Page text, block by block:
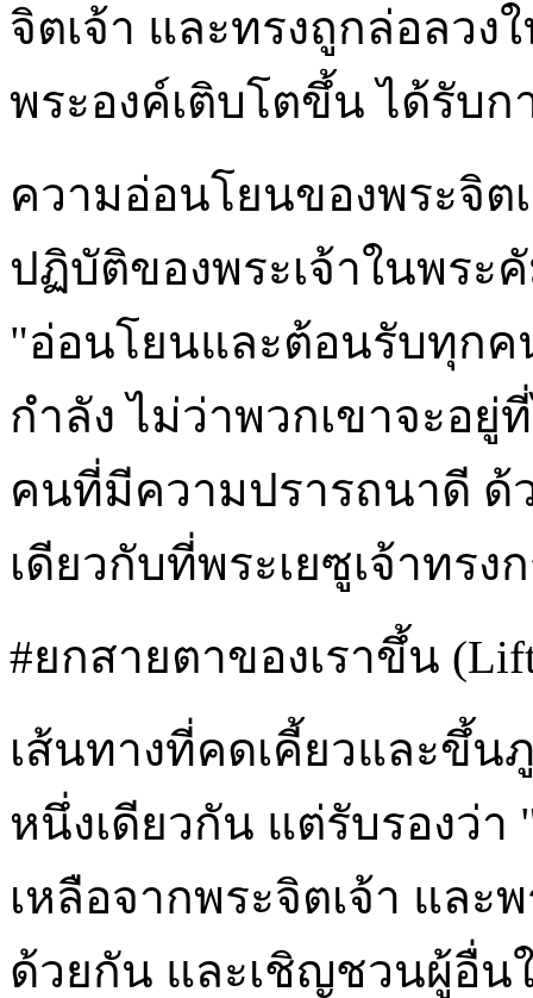
จิตเจ้า และทรงถูกล่อลวง
พระองค์เติบโตขึ้น ได้รับก
ความอ่อนโยนของพระจิต
ปฏิบัติของพระเจ้าในพระ
"อ่อนโยนและต้อนรับทุกค
กำลัง ไม่ว่าพวกเขาจะอ
คนที่มีความปรารถนาดี ด้
เดียวกับที่พระเยซูเจ้าทรง
#ยกสายตาของเราขึ้น
เส้นทางที่คดเคี้ยวและขึ้น
หนึ่งเดียวกัน แต่รับรองว่า
เหลือจากพระจิตเจ้า และ
ด้วยกัน และเชิญชวนผู้อื่น